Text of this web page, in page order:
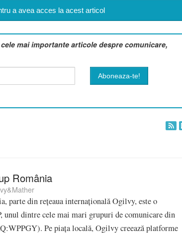
a avea acces la acest articol
mai importante articole despre comunicare,
România
parte din rețeaua internațională Ogilvy, este o
unul dintre cele mai mari grupuri de comunicare din
Pe piața locală, Ogilvy creează platforme